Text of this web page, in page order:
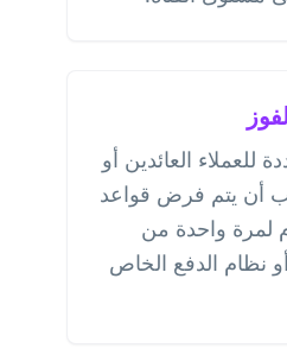
للعملاء العائدين أو
أن يتم فرض قواعد
لمرة واحدة من
نظام الدفع الخاص